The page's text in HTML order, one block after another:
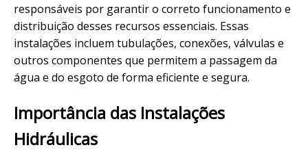
responsáveis por garantir o correto funcionamento e
distribuição desses recursos essenciais. Essas
instalações incluem tubulações, conexões, válvulas e
outros componentes que permitem a passagem da
água e do esgoto de forma eficiente e segura.
Importância das Instalações
Hidráulicas